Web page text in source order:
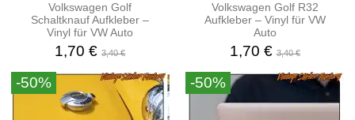
Volkswagen Golf
Schaltknauf Aufkleber –
Vinyl für VW Auto
1,70 €3,40 €
Volkswagen Golf R32
Aufkleber – Vinyl für VW
Auto
1,70 €3,40 €
-50% -50%